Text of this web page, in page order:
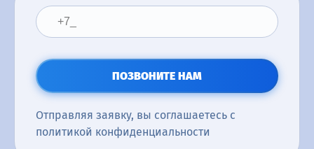
ПОЗВОНИТЕ НАМ
Отправляя заявку, вы соглашаетесь с
политикой конфиденциальности